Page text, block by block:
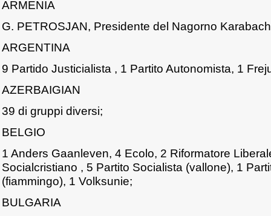
ARMENIA
G. PETROSJAN, Presidente del Nagorno
ARGENTINA
9 Partido Justicialista , 1 Partito Autonomista, 1
AZERBAIGIAN
39 di gruppi diversi;
BELGIO
1 Anders Gaanleven, 4 Ecolo, 2 Riformatore
Socialcristiano , 5 Partito Socialista (vallone), 1
(fiammingo), 1 Volksunie;
BULGARIA